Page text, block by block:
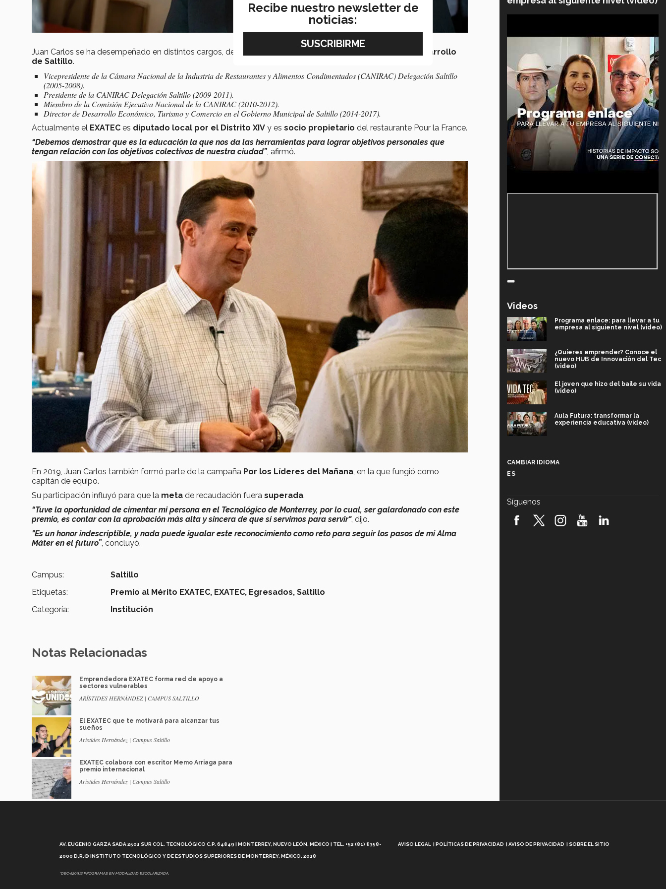
Juan Carlos se ha desempeñado en distintos cargos, desde donde ha puesto su granito de arena para el
desarrollo
de Saltillo.
Vicepresidente de la Cámara Nacional de la Industria de Restaurantes y Alimentos Condimentados (CANIRAC) Delegación Saltillo
(2005-2008).
Presidente de la CANIRAC Delegación Saltillo (2009-2011).
Miembro de la Comisión Ejecutiva Nacional de la CANIRAC (2010-2012).
Director de Desarrollo Económico, Turismo y Comercio en el Gobierno Municipal de Saltillo (2014-2017).
Actualmente el EXATEC es diputado local por el Distrito XIV y es socio propietario del restaurante Pour la France.
“Debemos demostrar que es la educación la que nos da las herramientas para lograr objetivos personales que
tengan relación con los objetivos colectivos de nuestra ciudad”, afirmó.
En 2019, Juan Carlos también formó parte de la campaña Por los Líderes del Mañana, en la que fungió como
capitán de equipo.
Su participación influyó para que la meta de recaudación fuera superada.
“Tuve la oportunidad de cimentar mi persona en el Tecnológico de Monterrey, por lo cual, ser galardonado con este
premio, es contar con la aprobación más alta y sincera de que sí servimos para servir", dijo.
"Es un honor indescriptible, y nada puede igualar este reconocimiento como reto para seguir los pasos de mi Alma
Máter en el futuro”, concluyó.
Campus:
Saltillo
Etiquetas:
Premio al Mérito EXATEC, EXATEC, Egresados, Saltillo
Categoría:
Institución
Notas Relacionadas
Emprendedora EXATEC forma red de apoyo a
sectores vulnerables
ARÍSTIDES HERNÁNDEZ | CAMPUS SALTILLO
El EXATEC que te motivará para alcanzar tus
sueños
Arístides Hernández | Campus Saltillo
EXATEC colabora con escritor Memo Arriaga para
premio internacional
Arístides Hernández | Campus Saltillo
Videos
Programa enlace: para llevar a tu
empresa al siguiente nivel (video)
¿Quieres emprender? Conoce el
nuevo HUB de Innovación del Tec
(video)
El joven que hizo del baile su vida
(video)
Aula Futura: transformar la
experiencia educativa (video)
robótica FIRST 2026! (video)
CAMBIAR IDIOMA
ES
Síguenos
AV. EUGENIO GARZA SADA 2501 SUR COL. TECNOLÓGICO C.P. 64849 | MONTERREY, NUEVO LEÓN, MÉXICO | TEL. +52 (81) 8358-
2000 D.R.© INSTITUTO TECNOLÓGICO Y DE ESTUDIOS SUPERIORES DE MONTERREY, MÉXICO. 2018
*DEC-520912 PROGRAMAS EN MODALIDAD ESCOLARIZADA.
AVISO LEGAL POLÍTICAS DE PRIVACIDAD AVISO DE PRIVACIDAD SOBRE EL SITIO
Recibe nuestro newsletter de
noticias: